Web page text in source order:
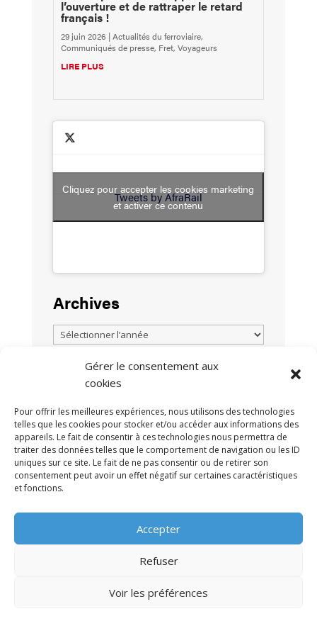
Gérer le consentement aux
cookies
Pour offrir les meilleures expériences, nous utilisons des technologies
telles que les cookies pour stocker et/ou accéder aux informations des
appareils. Le fait de consentir à ces technologies nous permettra de
traiter des données telles que le comportement de navigation ou les ID
uniques sur ce site. Le fait de ne pas consentir ou de retirer son
consentement peut avoir un effet négatif sur certaines caractéristiques
et fonctions.
Accepter
Refuser
Voir les préférences
l’ouverture et de rattraper le retard
français !
29 juin 2026 |Actualités du ferroviaire,
Communiqués de presse, Fret, Voyageurs
LIRE PLUS
Tweets by AfraRail
Cliquez pour accepter les cookies marketing
et activer ce contenu
Archives
TOUTES LES ACTUALITÉS
MENTIONS LÉGALES•POLITIQUE DE
CONFIDENTIALITÉ•